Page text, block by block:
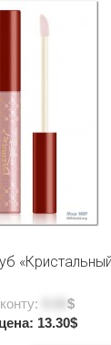
«Кристальный
$
13.30$